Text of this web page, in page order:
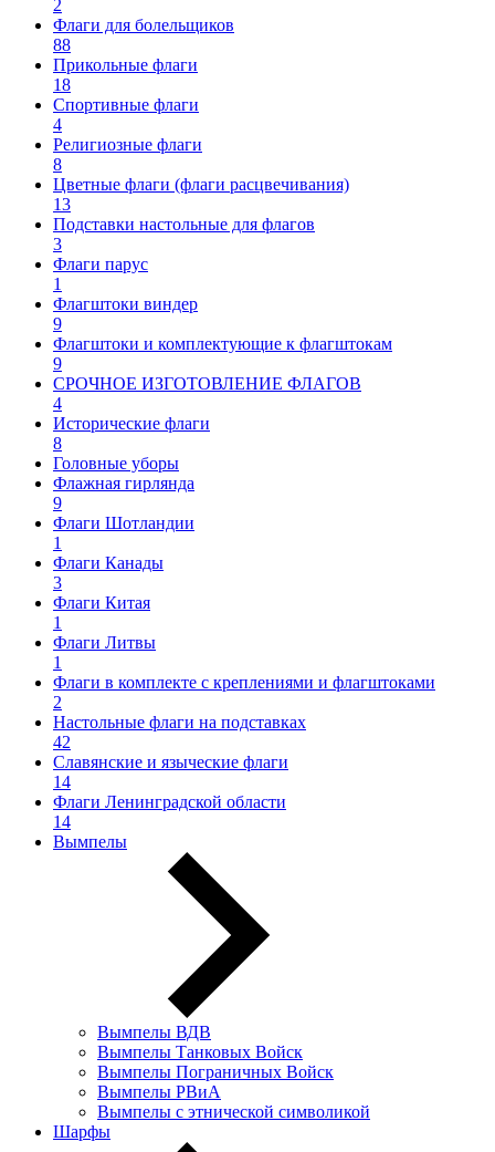
2
Флаги для болельщиков
88
Прикольные флаги
18
Спортивные флаги
4
Религиозные флаги
8
Цветные флаги (флаги расцвечивания)
13
Подставки настольные для флагов
3
Флаги парус
1
Флагштоки виндер
9
Флагштоки и комплектующие к флагштокам
9
СРОЧНОЕ ИЗГОТОВЛЕНИЕ ФЛАГОВ
4
Исторические флаги
8
Головные уборы
Флажная гирлянда
9
Флаги Шотландии
1
Флаги Канады
3
Флаги Китая
1
Флаги Литвы
1
Флаги в комплекте с креплениями и флагштоками
2
Настольные флаги на подставках
42
Славянские и языческие флаги
14
Флаги Ленинградской области
14
Вымпелы
Вымпелы ВДВ
Вымпелы Танковых Войск
Вымпелы Пограничных Войск
Вымпелы РВиА
Вымпелы с этнической символикой
Шарфы